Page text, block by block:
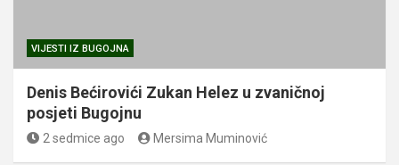
VIJESTI IZ BUGOJNA
Denis Bećirovići Zukan Helez u zvaničnoj
posjeti Bugojnu
2 sedmice ago Mersima Muminović